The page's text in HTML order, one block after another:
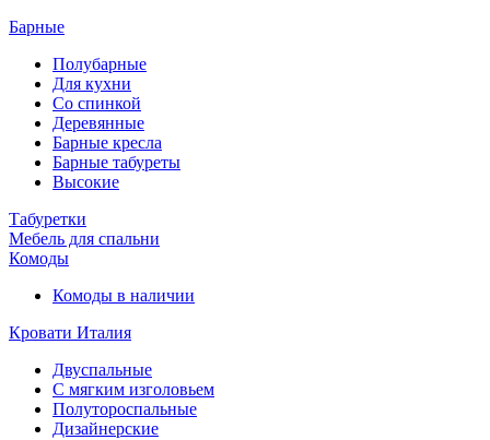
Барные
Полубарные
Для кухни
Со спинкой
Деревянные
Барные кресла
Барные табуреты
Высокие
Табуретки
Мебель для спальни
Комоды
Комоды в наличии
Кровати Италия
Двуспальные
С мягким изголовьем
Полутороспальные
Дизайнерские